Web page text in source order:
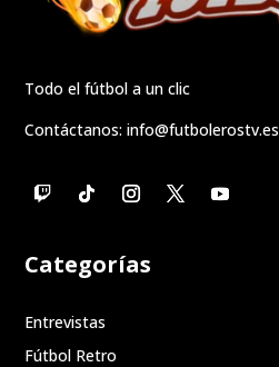
Todo el fútbol a un clic
Contáctanos:info@futbolerostv.es
Categorías
Entrevistas
Fútbol Retro